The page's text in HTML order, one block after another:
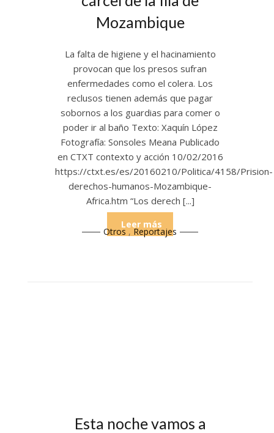
Mozambique
La falta de higiene y el hacinamiento
provocan que los presos sufran
enfermedades como el colera. Los
reclusos tienen además que pagar
sobornos a los guardias para comer o
poder ir al baño Texto: Xaquín López
Fotografía: Sonsoles Meana Publicado
en CTXT contexto y acción 10/02/2016
https://ctxt.es/es/20160210/Politica/4158/Prision-
derechos-humanos-Mozambique-
Africa.htm “Los derech [...]
Leer más
Otros , Reportajes
Esta noche vamos a